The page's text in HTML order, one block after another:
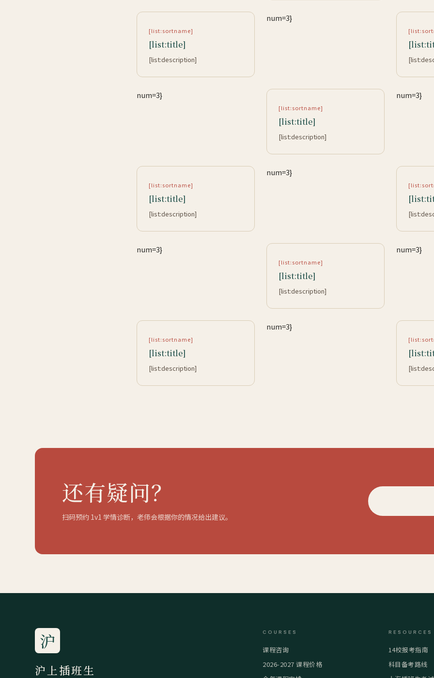
[list:sortname]
[list:title]
[list:description]
num=3}
num=3}
[list:sortname]
[list:title]
[list:description]
num=3}
[list:sortname]
[list:title]
[list:description]
num=3}
num=3}
[list:sortname]
[list:title]
[list:description]
num=3}
[list:sortname]
[list:title]
[list:description]
num=3}
还有疑问？
扫码预约 1v1 学情诊断，老师会根据你的情况给出建议。
沪
沪上插班生
COURSES
课程咨询
2026-2027 课程价格
RESOURCES
14校报考指南
科目备考路线